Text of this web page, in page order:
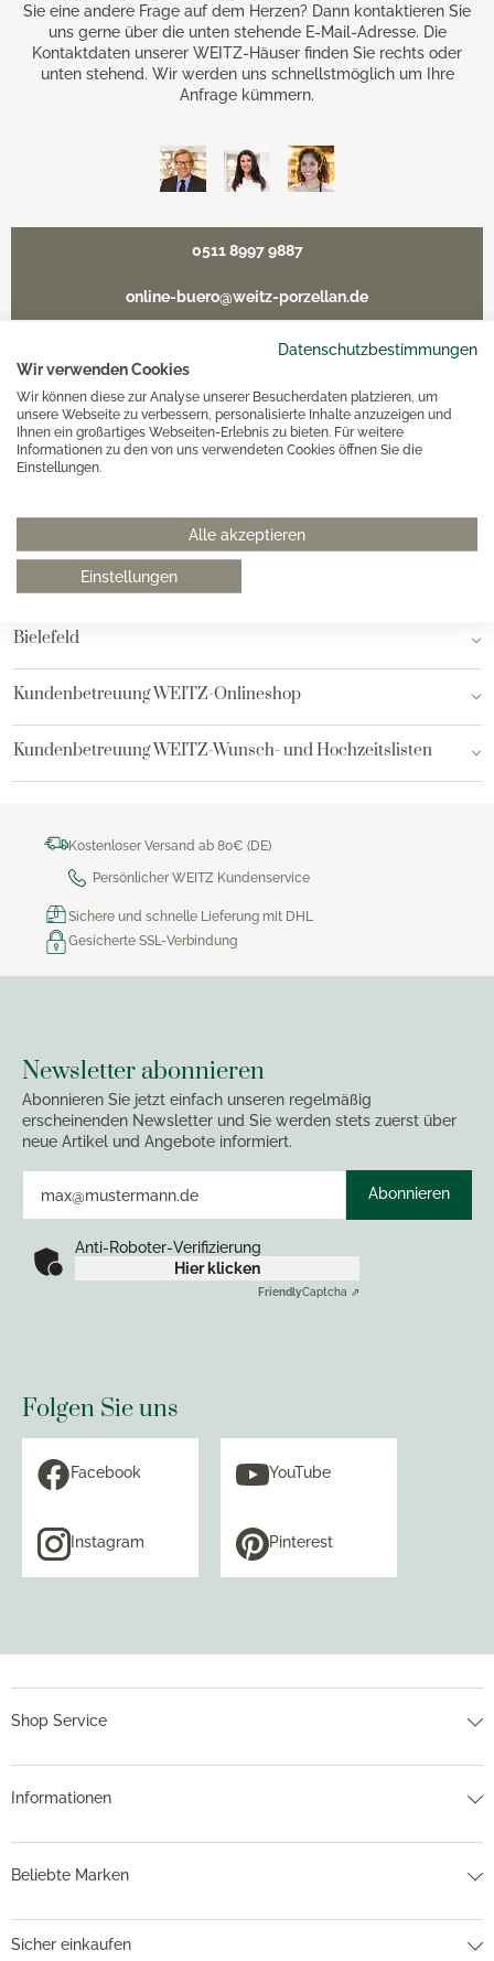
Datenschutzbestimmungen
Wir verwenden Cookies
Wir können diese zur Analyse unserer Besucherdaten platzieren, um
unsere Webseite zu verbessern, personalisierte Inhalte anzuzeigen und
Ihnen ein großartiges Webseiten-Erlebnis zu bieten. Für weitere
Informationen zu den von uns verwendeten Cookies öffnen Sie die
Einstellungen.
Alle akzeptieren
Einstellungen
Sie eine andere Frage auf dem Herzen? Dann kontaktieren Sie
uns gerne über die unten stehende E-Mail-Adresse. Die
Kontaktdaten unserer WEITZ-Häuser finden Sie rechts oder
unten stehend. Wir werden uns schnellstmöglich um Ihre
Anfrage kümmern.
0511 8997 9887
online-buero@weitz-porzellan.de
Unsere Häuser
Hannover
Hamburg am Neuen Wall
Hamburg AEZ
Bielefeld
Kundenbetreuung WEITZ-Onlineshop
Kundenbetreuung WEITZ-Wunsch- und Hochzeitslisten
Kostenloser Versand ab 80€ (DE)
Persönlicher WEITZ Kundenservice
Sichere und schnelle Lieferung mit DHL
Gesicherte SSL-Verbindung
Newsletter abonnieren
Abonnieren Sie jetzt einfach unseren regelmäßig
erscheinenden Newsletter und Sie werden stets zuerst über
neue Artikel und Angebote informiert.
Abonnieren
Anti-Roboter-Verifizierung
Hier klicken
FriendlyCaptcha ⇗
Folgen Sie uns
Facebook YouTube
Instagram Pinterest
Shop Service
Informationen
Beliebte Marken
Sicher einkaufen